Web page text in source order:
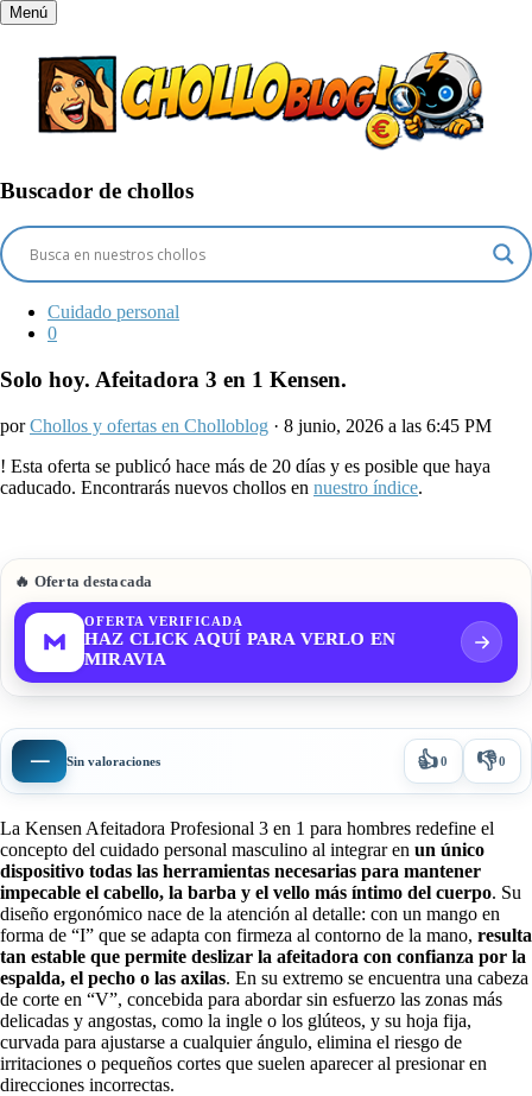
Menú
Buscador de chollos
Cuidado personal
0
Solo hoy. Afeitadora 3 en 1 Kensen.
porChollos y ofertas en Cholloblog · 8 junio, 2026 a las 6:45 PM
! Esta oferta se publicó hace más de 20 días y es posible que haya
caducado. Encontrarás nuevos chollos en nuestro índice.
🔥 Oferta destacada
OFERTA VERIFICADA
HAZ CLICK AQUÍ PARA VERLO EN
MIRAVIA
— Sin valoraciones 👍0 👎0
La Kensen Afeitadora Profesional 3 en 1 para hombres redefine el
concepto del cuidado personal masculino al integrar en un único
dispositivo todas las herramientas necesarias para mantener
impecable el cabello, la barba y el vello más íntimo del cuerpo. Su
diseño ergonómico nace de la atención al detalle: con un mango en
forma de “I” que se adapta con firmeza al contorno de la mano, resulta
tan estable que permite deslizar la afeitadora con confianza por la
espalda, el pecho o las axilas. En su extremo se encuentra una cabeza
de corte en “V”, concebida para abordar sin esfuerzo las zonas más
delicadas y angostas, como la ingle o los glúteos, y su hoja fija,
curvada para ajustarse a cualquier ángulo, elimina el riesgo de
irritaciones o pequeños cortes que suelen aparecer al presionar en
direcciones incorrectas.